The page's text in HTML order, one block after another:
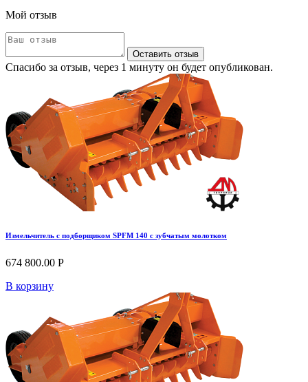
Мой отзыв
Оставить отзыв
Спасибо за отзыв, через 1 минуту он будет опубликован.
Измельчитель с подборщиком SPFM 140 с зубчатым молотком
674 800.00 Р
В корзину